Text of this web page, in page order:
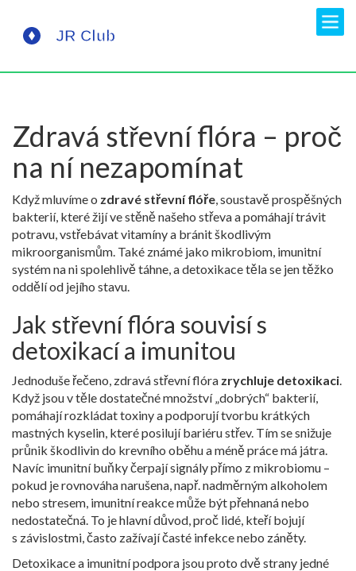
Zdravá střevní flóra – proč
na ní nezapomínat
Když mluvíme o zdravé střevní flóře,soustavě prospěšných
bakterií, které žijí ve stěně našeho střeva a pomáhají trávit
potravu, vstřebávat vitamíny a bránit škodlivým
mikroorganismům. Také známé jako mikrobiom, imunitní
systémna ni spolehlivě táhne, adetoxikacetěla se jen těžko
oddělí od jejího stavu.
Jak střevní flóra souvisí s
detoxikací a imunitou
Jednoduše řečeno, zdravá střevní flóra zrychluje detoxikaci.
Když jsou v těle dostatečné množství „dobrých“ bakterií,
pomáhají rozkládat toxiny a podporují tvorbu krátkých
mastných kyselin, které posilují bariéru střev. Tím se snižuje
průnik škodlivin do krevního oběhu a méně práce má játra.
Navíc imunitní buňky čerpají signály přímo z mikrobiomu –
pokud je rovnováha narušena, např. nadměrným alkoholem
nebo stresem, imunitní reakce může být přehnaná nebo
nedostatečná. To je hlavní důvod, proč lidé, kteří bojují
s závislostmi, často zažívají časté infekce nebo záněty.
Detoxikace a imunitní podpora jsou proto dvě strany jedné